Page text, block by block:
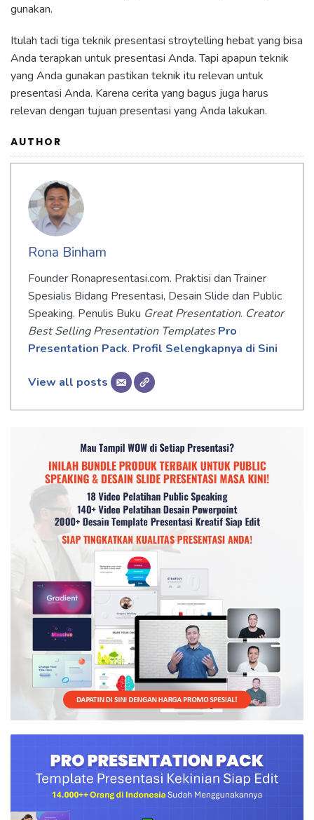
gunakan.
Itulah tadi tiga teknik presentasi stroytelling hebat yang bisa
Anda terapkan untuk presentasi Anda. Tapi apapun teknik
yang Anda gunakan pastikan teknik itu relevan untuk
presentasi Anda. Karena cerita yang bagus juga harus
relevan dengan tujuan presentasi yang Anda lakukan.
AUTHOR
Rona Binham
Founder Ronapresentasi.com. Praktisi dan Trainer
Spesialis Bidang Presentasi, Desain Slide dan Public
Speaking. Penulis Buku Great Presentation. Creator
Best Selling Presentation Templates Pro
Presentation Pack. Profil Selengkapnya di Sini
View all posts